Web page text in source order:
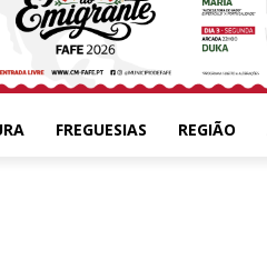
FREGUESIAS REGIÃO